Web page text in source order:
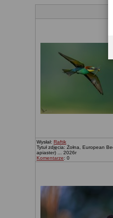
Wysłał: Raftik
Tytuł zdjęcia: Żołna, European
apiaster) ... 2026r
Komentarze: 0